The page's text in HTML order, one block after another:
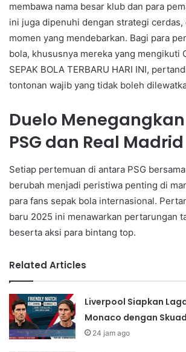
membawa nama besar klub dan para
ini juga dipenuhi dengan strategi cerdas,
momen yang mendebarkan. Bagi para
bola, khususnya mereka yang mengikuti
SEPAK BOLA TERBARU HARI INI,
tontonan wajib yang tidak boleh
Duelo
PSG dan Real Madrid
Setiap pertemuan di antara PSG
berubah menjadi peristiwa penting di
para fans sepak bola internasional.
baru 2025 ini menawarkan pertarungan
beserta aksi para bintang top.
Related Articles
Liverpool Siapkan
Monaco dengan
24 jam ago